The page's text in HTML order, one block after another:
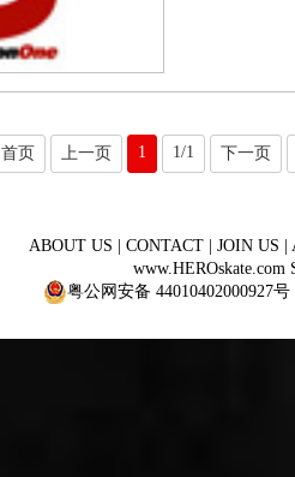
首页 上一页 1 1/1 下一页
ABOUT US | CONTACT | JOIN US |
www.HEROskate.com
粤公网安备 44010402000927号